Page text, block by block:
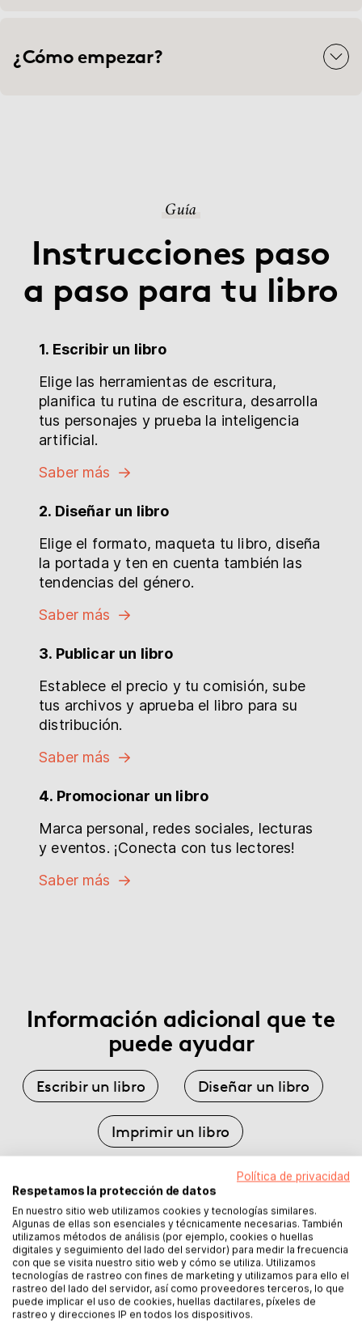
¿Cómo empezar?
Guía
Instrucciones paso
a paso para tu libro
1. Escribir un libro
Elige las herramientas de escritura,
planifica tu rutina de escritura, desarrolla
tus personajes y prueba la inteligencia
artificial.
Saber más
2. Diseñar un libro
Elige el formato, maqueta tu libro, diseña
la portada y ten en cuenta también las
tendencias del género.
Saber más
3. Publicar un libro
Establece el precio y tu comisión, sube
tus archivos y aprueba el libro para su
distribución.
Saber más
4. Promocionar un libro
Marca personal, redes sociales, lecturas
y eventos. ¡Conecta con tus lectores!
Saber más
Información adicional que te
puede ayudar
Escribir un libro Diseñar un libro
Imprimir un libro
Promocionar un libro
Escribir una biografía
Escibir un libro de coaching
Política de privacidad
Respetamos la protección de datos
En nuestro sitio web utilizamos cookies y tecnologías similares.
Algunas de ellas son esenciales y técnicamente necesarias. También
utilizamos métodos de análisis (por ejemplo, cookies o huellas
digitales y seguimiento del lado del servidor) para medir la frecuencia
con que se visita nuestro sitio web y cómo se utiliza. Utilizamos
tecnologías de rastreo con fines de marketing y utilizamos para ello el
rastreo del lado del servidor, así como proveedores terceros, lo que
puede implicar el uso de cookies, huellas dactilares, píxeles de
rastreo y direcciones IP en todos los dispositivos.